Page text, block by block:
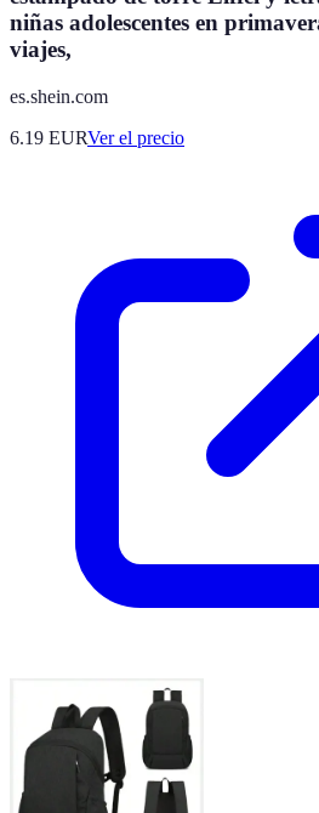
niñas adolescentes en
viajes,
es.shein.com
6.19 EURVer el precio